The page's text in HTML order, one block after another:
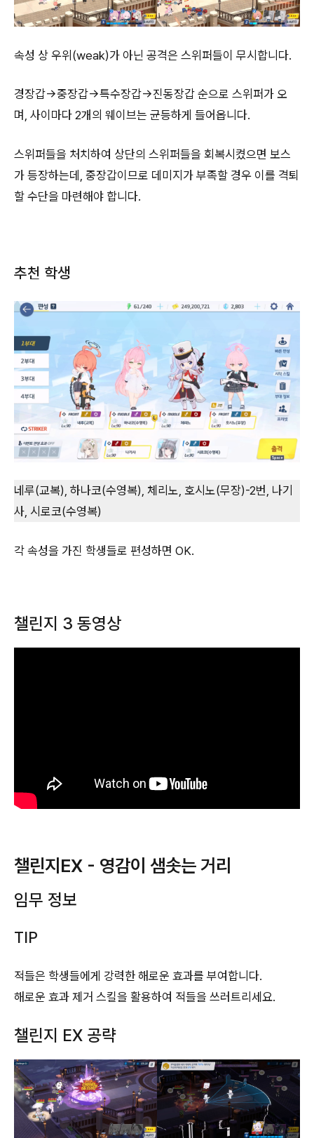
속성 상 우위(weak)가 아닌 공격은 스위퍼들이 무시합니다.
경장갑→중장갑→특수장갑→진동장갑 순으로 스위퍼가 오
며, 사이마다 2개의 웨이브는 균등하게 들어옵니다.
스위퍼들을 처치하여 상단의 스위퍼들을 회복시켰으면 보스
가 등장하는데, 중장갑이므로 데미지가 부족할 경우 이를 격퇴
할 수단을 마련해야 합니다.
추천 학생
네루(교복), 하나코(수영복), 체리노, 호시노(무장)-2번, 나기
사, 시로코(수영복)
각 속성을 가진 학생들로 편성하면 OK.
챌린지 3 동영상
챌린지EX - 영감이 샘솟는 거리
임무 정보
TIP
적들은 학생들에게 강력한 해로운 효과를 부여합니다.
해로운 효과 제거 스킬을 활용하여 적들을 쓰러트리세요.
챌린지 EX 공략